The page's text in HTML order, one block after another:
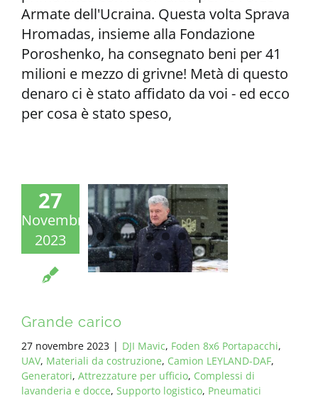
Armate dell'Ucraina. Questa volta Sprava
Hromadas, insieme alla Fondazione
Poroshenko, ha consegnato beni per 41
milioni e mezzo di grivne! Metà di questo
denaro ci è stato affidato da voi - ed ecco
per cosa è stato speso,
27
Novembre
2023
Grande carico
27 novembre 2023 | DJI Mavic, Foden 8x6 Portapacchi,
UAV, Materiali da costruzione, Camion LEYLAND-DAF,
Generatori, Attrezzature per ufficio, Complessi di
lavanderia e docce, Supporto logistico, Pneumatici